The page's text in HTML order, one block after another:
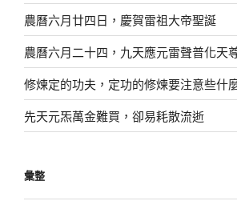
農曆六月廿四日，慶賀雷祖大帝聖誕
農曆六月二十四，九天應元雷聲普化天
修煉定的功夫，定功的修煉要注意些什
先天元炁萬金難買，卻易耗散流逝
彙整